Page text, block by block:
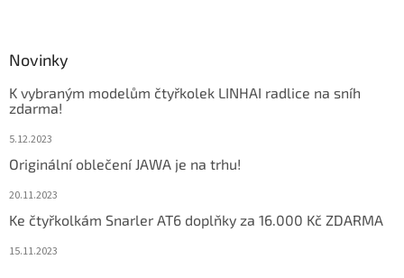
Novinky
K vybraným modelům čtyřkolek LINHAI radlice na sníh
zdarma!
5.12.2023
Originální oblečení JAWA je na trhu!
20.11.2023
Ke čtyřkolkám Snarler AT6 doplňky za 16.000 Kč ZDARMA
15.11.2023